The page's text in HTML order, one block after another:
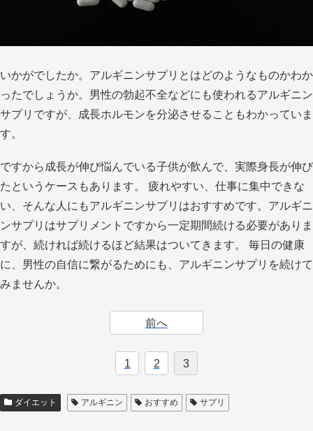
いかがでしたか。アルギニンサプリとはどのようなものかわか
ったでしょうか。男性の勃起不全などにも使われるアルギニン
サプリですが、成長ホルモンを分泌させることもわかっていま
す。
ですから成長が伸び悩んでいる子供が飲んで、実際身長が伸び
たというケースもあります。 疲れやすい、仕事に集中できな
い、そんな人にもアルギニンサプリはおすすめです。アルギニ
ンサプリはサプリメントですから一定期間続ける必要がありま
すが、続ければ続けるほど結果はついてきます。 毎日の健康
に、男性の自信に繋がるためにも、アルギニンサプリを続けて
みませんか。
前へ
1 2 3
ダイエット アルギニン おすすめ サプリ